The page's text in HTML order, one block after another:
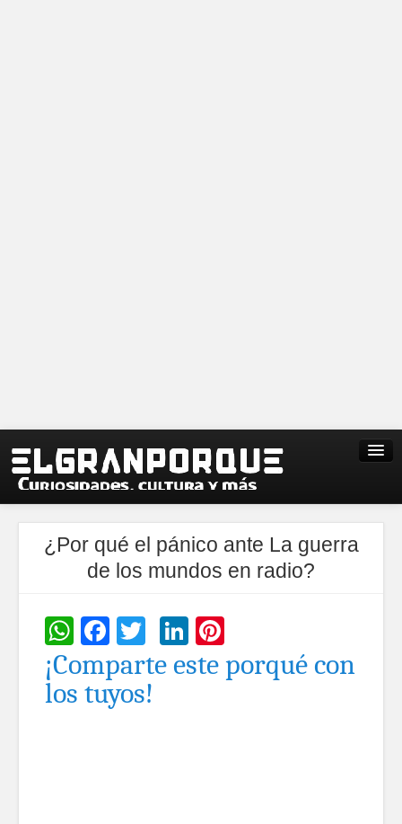
¿Por qué el pánico ante La guerra
de los mundos en radio?
WhatsApp
Facebook
TwitterLinkedIn
¡Comparte este porqué con
los tuyos!